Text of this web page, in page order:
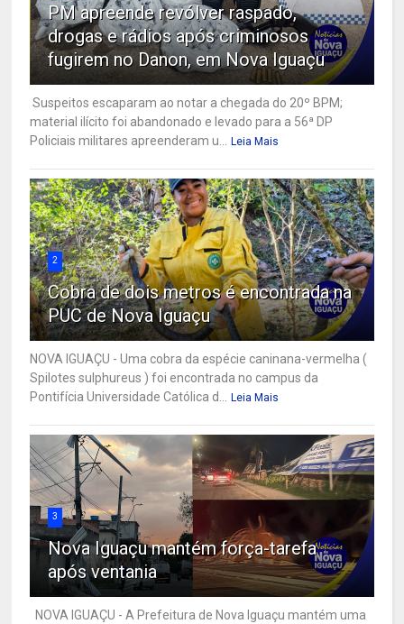
PM apreende revólver raspado,
drogas e rádios após criminosos
fugirem no Danon, em Nova Iguaçu
Suspeitos escaparam ao notar a chegada do 20º BPM;
material ilícito foi abandonado e levado para a 56ª DP
Policiais militares apreenderam u...
Leia Mais
2
Cobra de dois metros é encontrada na
PUC de Nova Iguaçu
NOVA IGUAÇU - Uma cobra da espécie caninana-vermelha (
Spilotes sulphureus ) foi encontrada no campus da
Pontifícia Universidade Católica d...
Leia Mais
3
Nova Iguaçu mantém força-tarefa
após ventania
NOVA IGUAÇU - A Prefeitura de Nova Iguaçu mantém uma